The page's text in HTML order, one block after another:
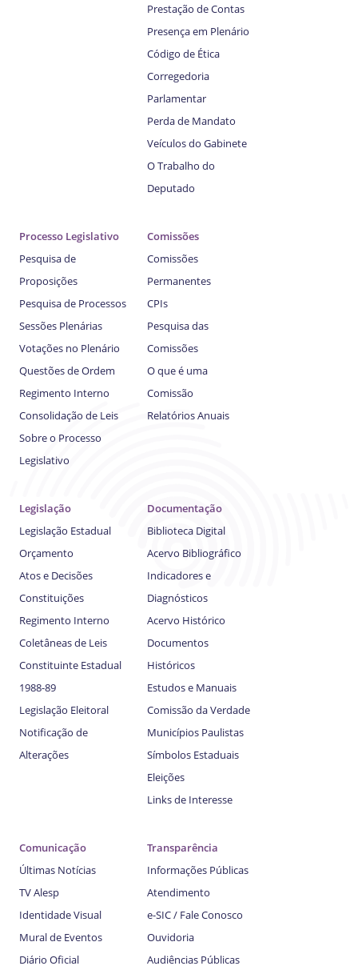
Prestação de Contas
Presença em Plenário
Código de Ética
Corregedoria
Parlamentar
Perda de Mandato
Veículos do Gabinete
O Trabalho do
Deputado
Processo Legislativo
Pesquisa de
Proposições
Pesquisa de Processos
Sessões Plenárias
Votações no Plenário
Questões de Ordem
Regimento Interno
Consolidação de Leis
Sobre o Processo
Legislativo
Comissões
Comissões
Permanentes
CPIs
Pesquisa das
Comissões
O que é uma
Comissão
Relatórios Anuais
Legislação
Legislação Estadual
Orçamento
Atos e Decisões
Constituições
Regimento Interno
Coletâneas de Leis
Constituinte Estadual
1988-89
Legislação Eleitoral
Notificação de
Alterações
Documentação
Biblioteca Digital
Acervo Bibliográfico
Indicadores e
Diagnósticos
Acervo Histórico
Documentos
Históricos
Estudos e Manuais
Comissão da Verdade
Municípios Paulistas
Símbolos Estaduais
Eleições
Links de Interesse
Comunicação
Últimas Notícias
TV Alesp
Identidade Visual
Mural de Eventos
Diário Oficial
Transparência
Informações Públicas
Atendimento
e-SIC / Fale Conosco
Ouvidoria
Audiências Públicas